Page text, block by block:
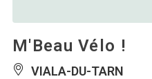
M'Beau Vélo !
VIALA-DU-TARN